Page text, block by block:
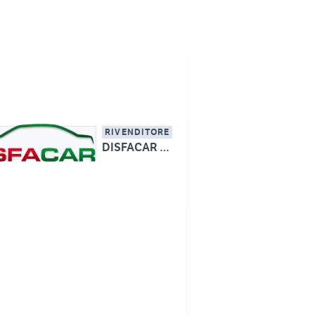
RIVENDITORE
DISFACAR SRL